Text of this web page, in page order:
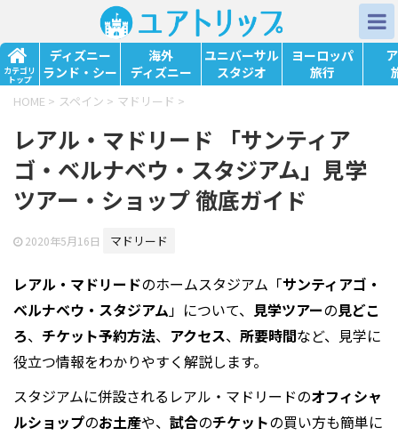
カテゴリ
トップ
ディズニー
ランド・シー
海外
ディズニー
ユニバーサル
スタジオ
ヨーロッパ
旅行
HOME > スペイン > マドリード >
レアル・マドリード 「サンティア
ゴ・ベルナベウ・スタジアム」見学
ツアー・ショップ 徹底ガイド
2020年5月16日 マドリード
レアル・マドリードのホームスタジアム 「サンティアゴ・
ベルナベウ・スタジアム」について、 見学ツアーの見どこ
ろ、 チケット予約方法、 アクセス、 所要時間など、見学に
役立つ情報をわかりやすく解説します。
スタジアムに併設されるレアル・マドリードのオフィシャ
ルショップのお土産や、 試合のチケットの買い方も簡単に